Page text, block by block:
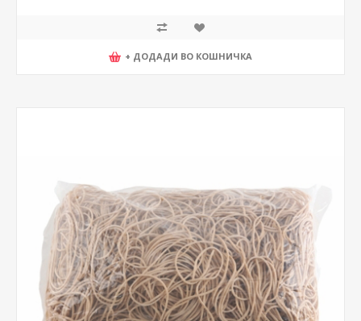
+ ДОДАДИ ВО КОШНИЧКА